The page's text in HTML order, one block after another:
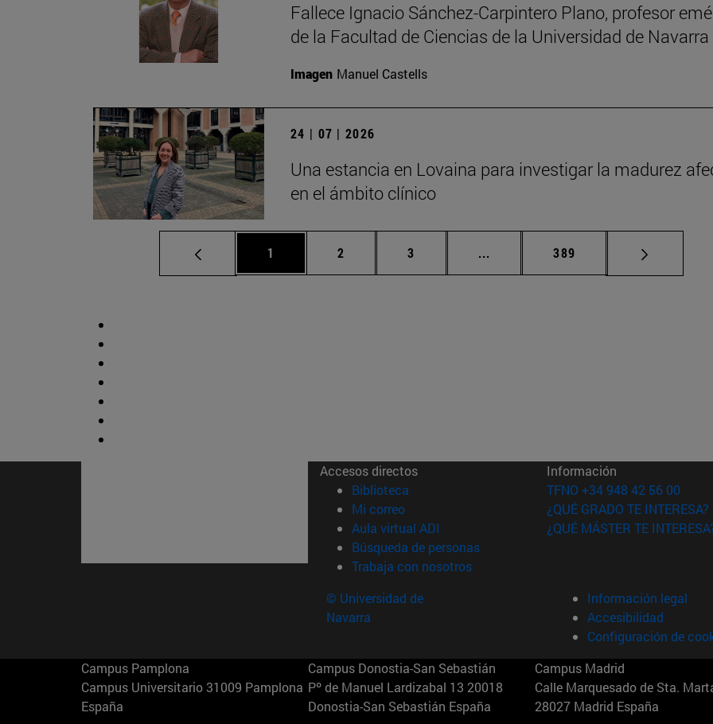
Fallece Ignacio Sánchez-Carpintero Plano, profesor
de la Facultad de Ciencias de la Universidad de Navarra
Imagen Manuel Castells
24 | 07 | 2026
Una estancia en Lovaina para investigar la madurez
en el ámbito clínico
Página
1 Página
2 Página
3 ... Páginas intermedias Use TAB para
Página
389
Accesos directos
Biblioteca (abre en nueva ventana)
Mi correo(abre en nueva ventana)
Aula virtual ADI (abre en nueva ventana)
Búsqueda de personas(abre en nueva ventana)
Trabaja con nosotros(abre en nueva ventana)
Información
TFNO +34 948 42 56 00
¿QUÉ GRADO TE INTERESA?
¿QUÉ MÁSTER TE
© Universidad de
Navarra
Información legal
Accesibilidad
Configuración de
Campus Pamplona
Campus Universitario 31009 Pamplona
España
Campus Donostia-San Sebastián
Pº de Manuel Lardizabal 13 20018
Donostia-San Sebastián España
Campus Madrid
Calle Marquesado de Sta.
28027 Madrid España